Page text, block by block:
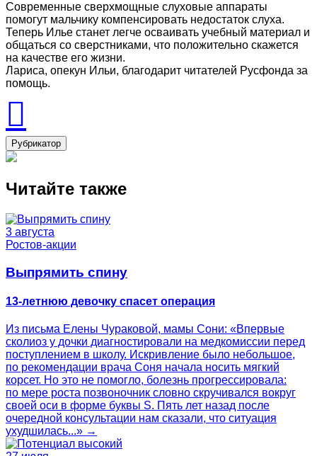
Современные сверхмощные слуховые аппараты
помогут мальчику компенсировать недостаток слуха.
Теперь Илье станет легче осваивать учебный материал и
общаться со сверстниками, что положительно скажется
на качестве его жизни.
Лариса, опекун Ильи, благодарит читателей Русфонда за
помощь.
Рубрикатор
Читайте также
3 августа
Ростов-акции
Выпрямить спину
13-летнюю девочку спасет операция
Из письма Елены Чураковой, мамы Сони: «Впервые
сколиоз у дочки диагностировали на медкомиссии перед
поступлением в школу. Искривление было небольшое,
по рекомендации врача Соня начала носить мягкий
корсет. Но это не помогло, болезнь прогрессировала:
по мере роста позвоночник словно скручивался вокруг
своей оси в форме буквы S. Пять лет назад после
очередной консультации нам сказали, что ситуация
ухудшилась...» →